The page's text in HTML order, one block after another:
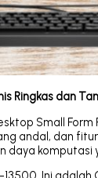
Ringkas dan
Small
andal, dan
daya komputasi